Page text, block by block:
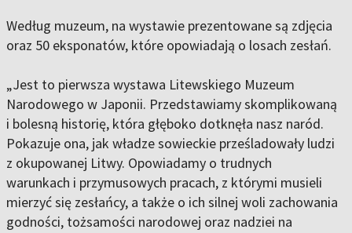
Według muzeum, na wystawie prezentowane są zdjęcia
oraz 50 eksponatów, które opowiadają o losach zesłań.
„Jest to pierwsza wystawa Litewskiego Muzeum
Narodowego w Japonii. Przedstawiamy skomplikowaną
i bolesną historię, która głęboko dotknęła nasz naród.
Pokazuje ona, jak władze sowieckie prześladowały ludzi
z okupowanej Litwy. Opowiadamy o trudnych
warunkach i przymusowych pracach, z którymi musieli
mierzyć się zesłańcy, a także o ich silnej woli zachowania
godności, tożsamości narodowej oraz nadziei na